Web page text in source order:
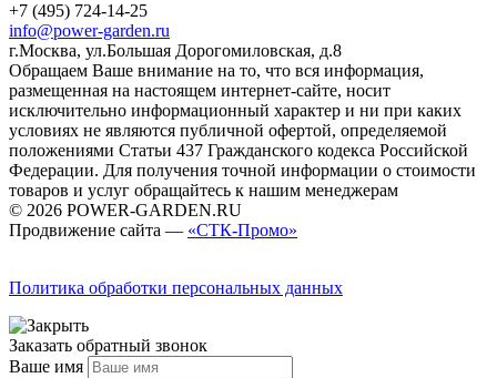
+7 (495) 724-14-25
info@power-garden.ru
г.Москва, ул.Большая Дорогомиловская, д.8
Обращаем Ваше внимание на то, что вся информация,
размещенная на настоящем интернет-сайте, носит
исключительно информационный характер и ни при каких
условиях не являются публичной офертой, определяемой
положениями Статьи 437 Гражданского кодекса Российской
Федерации. Для получения точной информации о стоимости
товаров и услуг обращайтесь к нашим менеджерам
© 2026 POWER-GARDEN.RU
Продвижение сайта — «СТК-Промо»
Политика обработки персональных данных
Заказать обратный звонок
Ваше имя